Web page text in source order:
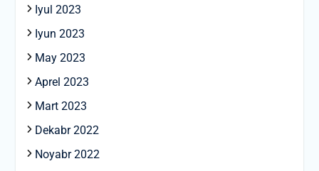
Iyul 2023
Iyun 2023
May 2023
Aprel 2023
Mart 2023
Dekabr 2022
Noyabr 2022